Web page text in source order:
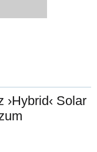
Solar